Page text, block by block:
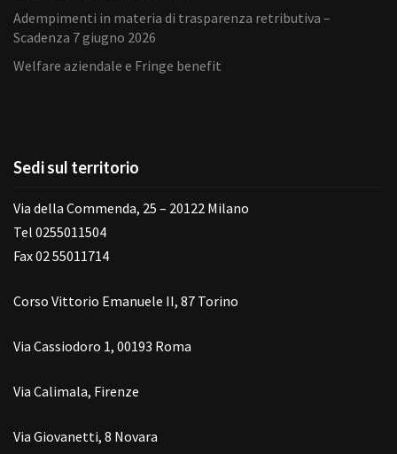
Adempimenti in materia di trasparenza retributiva –
Scadenza 7 giugno 2026
Welfare aziendale e Fringe benefit
Sedi sul territorio
Via della Commenda, 25 – 20122 Milano
Tel 0255011504
Fax 02 55011714
Corso Vittorio Emanuele II, 87 Torino
Via Cassiodoro 1, 00193 Roma
Via Calimala, Firenze
Via Giovanetti, 8 Novara